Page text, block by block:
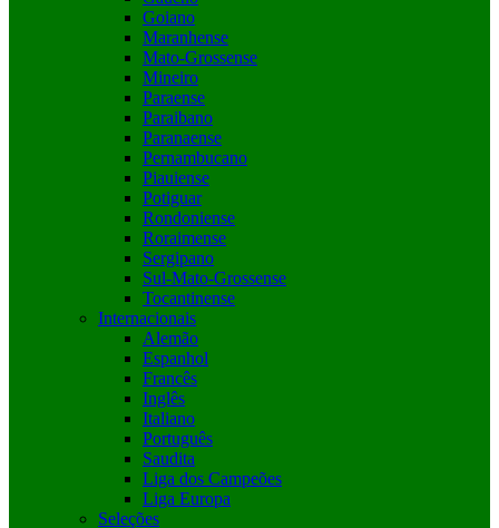
Goiano
Maranhense
Mato-Grossense
Mineiro
Paraense
Paraibano
Paranaense
Pernambucano
Piauiense
Potiguar
Rondoniense
Roraimense
Sergipano
Sul-Mato-Grossense
Tocantinense
Internacionais
Alemão
Espanhol
Francês
Inglês
Italiano
Português
Saudita
Liga dos Campeões
Liga Europa
Seleções